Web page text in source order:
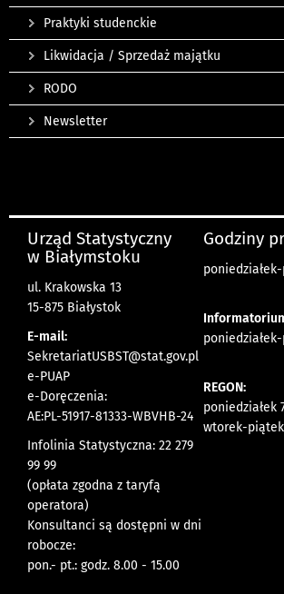
Praktyki studenckie
Likwidacja / Sprzedaż majątku
RODO
Newsletter
Urząd Statystyczny
w Białymstoku
ul. Krakowska 13
15-875 Białystok
E-mail:
SekretariatUSBST@stat.gov.pl
e-PUAP
e-Doręczenia:
AE:PL-51917-81333-WBVHB-24
Infolinia Statystyczna: 22 279
99 99
(opłata zgodna z taryfą
operatora)
Konsultanci są dostępni w dni
robocze:
pon.- pt.: godz. 8.00 - 15.00
Godziny
poniedziałek-
poniedziałek-
REGON:
poniedziałek
wtorek-piątek